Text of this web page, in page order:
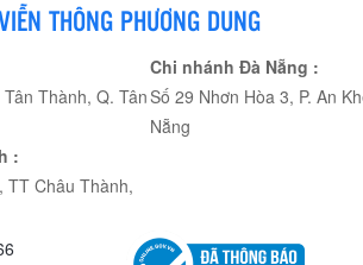
THÔNG PHƯƠNG DUNG
Thành, Q. Tân
Chi nhánh Đà Nẵng :
Số 29 Nhơn Hòa 3, P. An
Nẵng
:
TT Châu Thành,